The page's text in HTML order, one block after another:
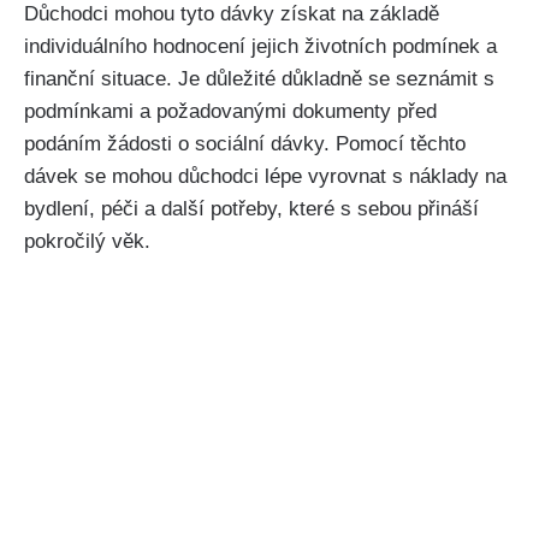
Důchodci mohou tyto dávky získat na základě
individuálního hodnocení jejich životních podmínek a
finanční situace. Je důležité důkladně se seznámit s
podmínkami a požadovanými dokumenty před
podáním žádosti o sociální dávky. Pomocí těchto
dávek se mohou důchodci lépe vyrovnat s náklady na
bydlení, péči a další potřeby, které s sebou přináší
pokročilý věk.